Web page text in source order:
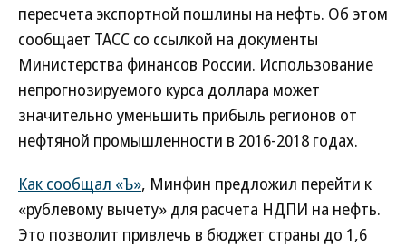
пересчета экспортной пошлины на нефть. Об этом
сообщает ТАСС со ссылкой на документы
Министерства финансов России. Использование
непрогнозируемого курса доллара может
значительно уменьшить прибыль регионов от
нефтяной промышленности в 2016-2018 годах.
Как сообщал «Ъ», Минфин предложил перейти к
«рублевому вычету» для расчета НДПИ на нефть.
Это позволит привлечь в бюджет страны до 1,6